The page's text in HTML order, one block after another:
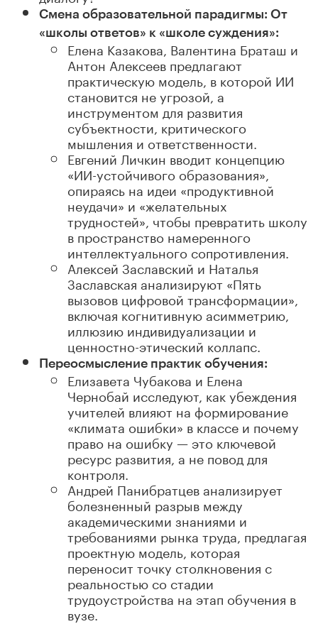
Смена образовательной парадигмы: От
«школы ответов» к «школе суждения»:
Елена Казакова, Валентина Браташ и
Антон Алексеев предлагают
практическую модель, в которой ИИ
становится не угрозой, а
инструментом для развития
субъектности, критического
мышления и ответственности.
Евгений Личкин вводит концепцию
«ИИ-устойчивого образования»,
опираясь на идеи «продуктивной
неудачи» и «желательных
трудностей», чтобы превратить школу
в пространство намеренного
интеллектуального сопротивления.
Алексей Заславский и Наталья
Заславская анализируют «Пять
вызовов цифровой трансформации»
включая когнитивную асимметрию,
иллюзию индивидуализации и
ценностно-этический коллапс.
Переосмысление практик обучения:
Елизавета Чубакова и Елена
Чернобай исследуют, как убеждения
учителей влияют на формирование
«климата ошибки» в классе и почему
право на ошибку — это ключевой
ресурс развития, а не повод для
контроля.
Андрей Панибратцев анализирует
болезненный разрыв между
академическими знаниями и
требованиями рынка труда , предлагая
проектную модель, которая
переносит точку столкновения с
реальностью со стадии
трудоустройства на этап обучения в
вузе.